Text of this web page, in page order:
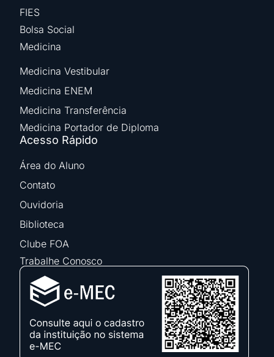
FIES
Bolsa Social
Medicina
Medicina Vestibular
Medicina ENEM
Medicina Transferência
Medicina Portador de Diploma
Acesso Rápido
Área do Aluno
Contato
Ouvidoria
Biblioteca
Clube FOA
Trabalhe Conosco